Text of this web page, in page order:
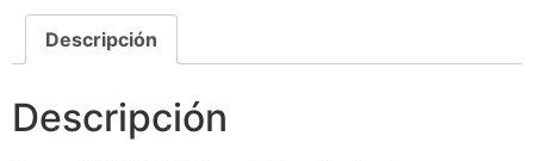
Descripción
Descripción